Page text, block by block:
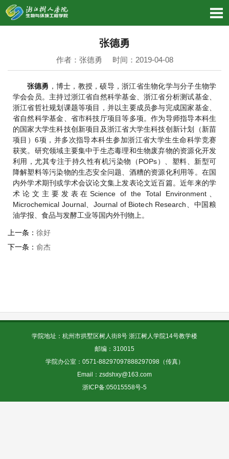
张德勇
作者：张德勇 时间：2019-04-08
张德勇 ，博士，教授，硕导，浙江省生物化学与分子生物学
学会会员。主持过浙江省自然科学基金、浙江省分析测试基金、
浙江省哲社规划课题等项目，并以主要成员参与完成国家基金、
省自然科学基金、省市科技厅项目等多项。作为导师指导本科生
的国家大学生科技创新项目及浙江省大学生科技创新计划（新苗
项目）6项，并多次指导本科生参加浙江省大学生生命科学竞赛
获奖。研究领域主要集中于生态毒理和生物废弃物的资源化开发
利用，尤其专注于持久性有机污染物（POPs）、塑料、新型可
降解塑料等污染物的生态安全问题、酒糟的资源化利用等。在国
内外学术期刊或学术会议论文集上发表论文近百篇。近年来的学
术论文主要发表在Science of the Total Environment、
Microchemical Journal、Journal of Biotech Research、中国粮
油学报、食品与发酵工业等国内外刊物上。
上一条： 徐好
下一条： 俞杰
学院地址：杭州市拱墅区树人街8号 浙江树人学院14号教学楼
邮编：310015
学院办公室：0571-88297097888297098（传真）
Email：zsdshxy@163.com
浙ICP备:05015558号-5